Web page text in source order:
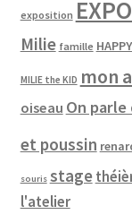
exposition
Milie famille
MILIE the KID mon
oiseau On
et poussin
souris stage
l'atelier